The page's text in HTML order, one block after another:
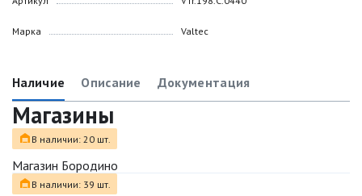
Марка Valtec
Наличие Описание Документация
Магазины
В наличии: 20 шт.
Магазин Бородино
В наличии: 39 шт.